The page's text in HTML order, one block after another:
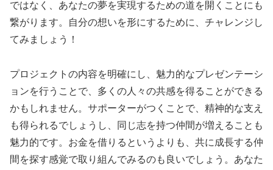
ではなく、あなたの夢を実現するための道を開くことにも
繋がります。自分の想いを形にするために、チャレンジし
てみましょう！
プロジェクトの内容を明確にし、魅力的なプレゼンテーシ
ョンを行うことで、多くの人々の共感を得ることができる
かもしれません。サポーターがつくことで、精神的な支え
も得られるでしょうし、同じ志を持つ仲間が増えることも
魅力的です。お金を借りるというよりも、共に成長する仲
間を探す感覚で取り組んでみるのも良いでしょう。あなた